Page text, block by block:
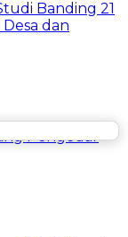
Banding 21
dan
Pengedar